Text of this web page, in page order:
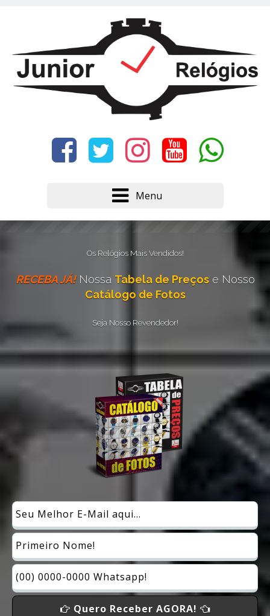
Menu
Os Relógios Mais Vendidos!
RECEBA JÁ!Nossa Tabela de Preçose Nosso
Catálogo de Fotos
Seja Nosso Revendedor!
Quero Receber AGORA!
para lembrar e entender como você usa nosso
site, analisar seu uso de nossos produtos e
serviços, ajudar com nossos esforços de
marketing e fornecer conteúdo de terceiros. Leia
mais emPolítica de Cookies e Privacidade